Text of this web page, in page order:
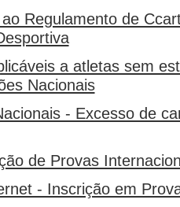
Regulamento de
a atletas sem
Nacionais
- Excesso de
de Provas
- Inscrição em